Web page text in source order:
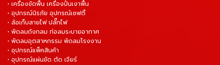
• เครื่องขัดพื้น เครื่องปั่นเงาพื้น
• อุปกรณ์นิรภัย อุปกรณ์เซฟตี้
• ล้อเก็บสายไฟ ปลั๊กไฟ
• พัดลมถังกลม ท่อลมระบายอากาศ
• พัดลมอุตสาหกรรม พัดลมโรงงาน
• อุปกรณ์แพ็คสินค้า
• อุปกรณ์แผ่นขัด ตัด เจียร์